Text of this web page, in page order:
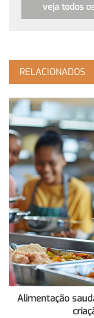
veja todos
RELACIONADOS
Alimentação